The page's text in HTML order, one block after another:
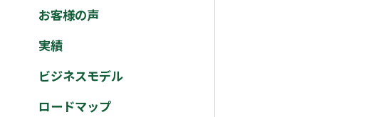
お客様の声
実績
ビジネスモデル
ロードマップ